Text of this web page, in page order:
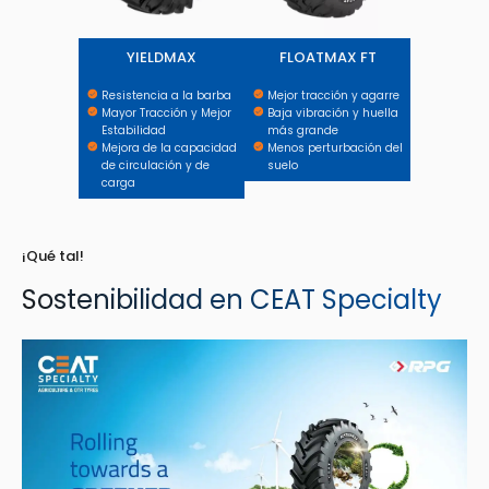
YIELDMAX
Resistencia a la barba
Mayor Tracción y Mejor
Estabilidad
Mejora de la capacidad
de circulación y de
carga
FLOATMAX FT
Mejor tracción y agarre
Baja vibración y huella
más grande
Menos perturbación del
suelo
¡Qué tal!
Sostenibilidad en CEAT Specialty